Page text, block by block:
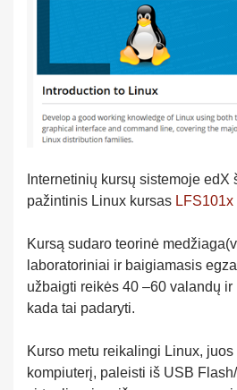
Internetinių kursų sistemoje edX
pažintinis Linux kursas
Kursą sudaro teorinė
laboratoriniai ir baigiamasis
užbaigti reikės 40 –60 valandų
kada tai padaryti.
Kurso metu reikalingi Linux,
kompiuterį, paleisti iš USB